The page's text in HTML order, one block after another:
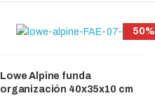
50%
Lowe Alpine funda
organización 40x35x10 cm